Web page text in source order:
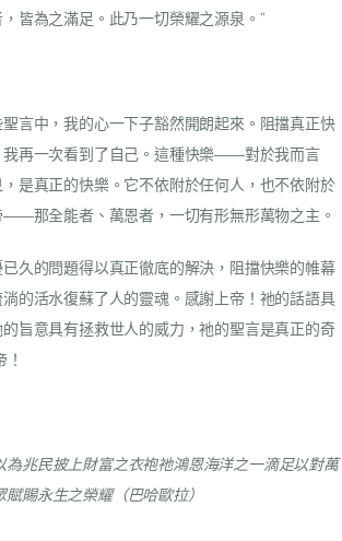
皆為之滿足。此乃一切榮耀之源泉。”
言中，我的心一下子豁然開朗起來。阻擋真正快
我再一次看到了自己。這種快樂——對於我而言
是真正的快樂。它不依附於任何人，也不依附於
那全能者、萬恩者，一切有形無形萬物之主。
久的問題得以真正徹底的解決，阻擋快樂的帷幕
的活水復蘇了人的靈魂。感謝上帝！祂的話語具
旨意具有拯救世人的威力，祂的聖言是真正的奇
為兆民披上財富之衣袍祂鴻恩海洋之一滴足以對萬
賦賜永生之榮耀（巴哈歐拉）